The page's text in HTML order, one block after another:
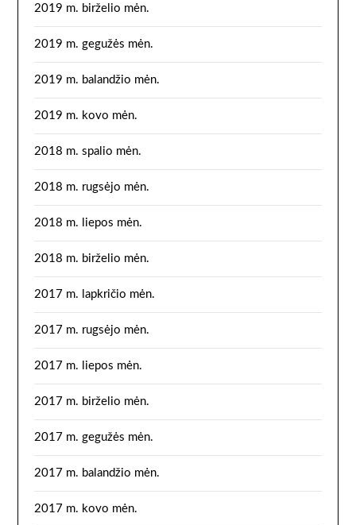
2019 m. birželio mėn.
2019 m. gegužės mėn.
2019 m. balandžio mėn.
2019 m. kovo mėn.
2018 m. spalio mėn.
2018 m. rugsėjo mėn.
2018 m. liepos mėn.
2018 m. birželio mėn.
2017 m. lapkričio mėn.
2017 m. rugsėjo mėn.
2017 m. liepos mėn.
2017 m. birželio mėn.
2017 m. gegužės mėn.
2017 m. balandžio mėn.
2017 m. kovo mėn.